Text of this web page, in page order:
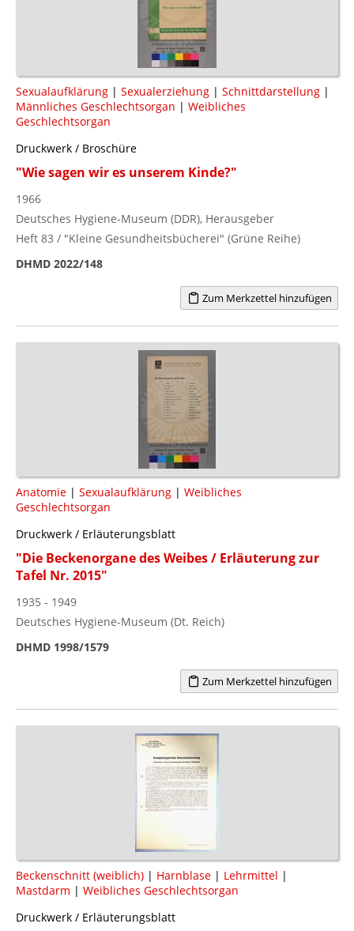
Sexualaufklärung | Sexualerziehung | Schnittdarstellung |
Männliches Geschlechtsorgan | Weibliches
Geschlechtsorgan
Druckwerk / Broschüre
"Wie sagen wir es unserem Kinde?"
1966
Deutsches Hygiene-Museum (DDR), Herausgeber
Heft 83 / "Kleine Gesundheitsbücherei" (Grüne Reihe)
DHMD 2022/148
Zum Merkzettel hinzufügen
Anatomie | Sexualaufklärung | Weibliches
Geschlechtsorgan
Druckwerk / Erläuterungsblatt
"Die Beckenorgane des Weibes / Erläuterung zur
Tafel Nr. 2015"
1935 - 1949
Deutsches Hygiene-Museum (Dt. Reich)
DHMD 1998/1579
Zum Merkzettel hinzufügen
Beckenschnitt (weiblich) | Harnblase | Lehrmittel |
Mastdarm | Weibliches Geschlechtsorgan
Druckwerk / Erläuterungsblatt